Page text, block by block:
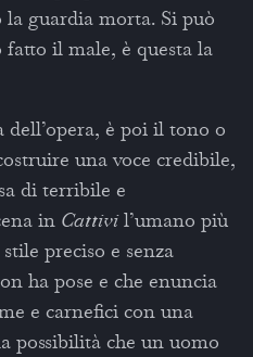
guardia morta. Si può
fatto il male, è questa la
dell’opera, è poi il tono o
una voce credibile,
di terribile e
in Cattivil’umano più
preciso e senza
ha pose e che enuncia
e carnefici con una
possibilità che un uomo